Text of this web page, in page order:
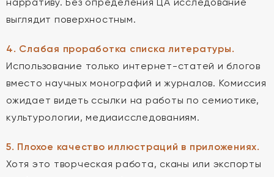
выглядит поверхностным.
4. Слабая проработка списка литературы.
Использование только интернет-статей и блогов
вместо научных монографий и журналов. Комиссия
ожидает видеть ссылки на работы по семиотике,
культурологии, медиаисследованиям.
5. Плохое качество иллюстраций в приложениях.
Хотя это творческая работа, сканы или экспорты